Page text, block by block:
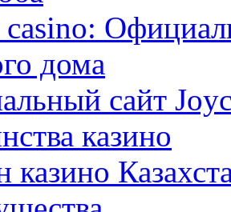
дома
сайт
казино
казино